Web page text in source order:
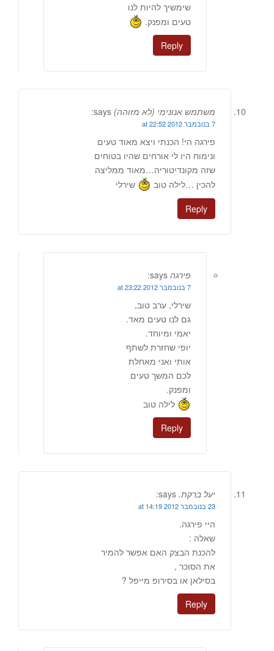
שימשיך להיות לנו
טעים ומפנק.
Reply
משתמש אנונימי (לא מזוהה) says:
7 בנובמבר 2012 at 22:52
פירגה הי! הכנתי ויצא מאוד טעים
ונימוח היו לי אורחים שהיו בטוחים
שזה מקונדיטוריה…מאוד ממליצה
להכין …לילה טוב
שירלי
Reply
פירגה says:
7 בנובמבר 2012 at 23:22
שירלי, ערב טוב,
גם לנו טעים מאד.
יאמי ומיוחד.
יופי שחזרת לשתף
אותי ואני מאחלת
לכם המשך טעים
ומפנק.
לילה טוב
Reply
יעל ברקת. says:
23 בנובמבר 2012 at 14:19
היי פירגה.
שאלה :
להכנת הבצק האם אפשר להמיר
את הסוכר ,
בסילאן או בסירופ מייפל ?
Reply